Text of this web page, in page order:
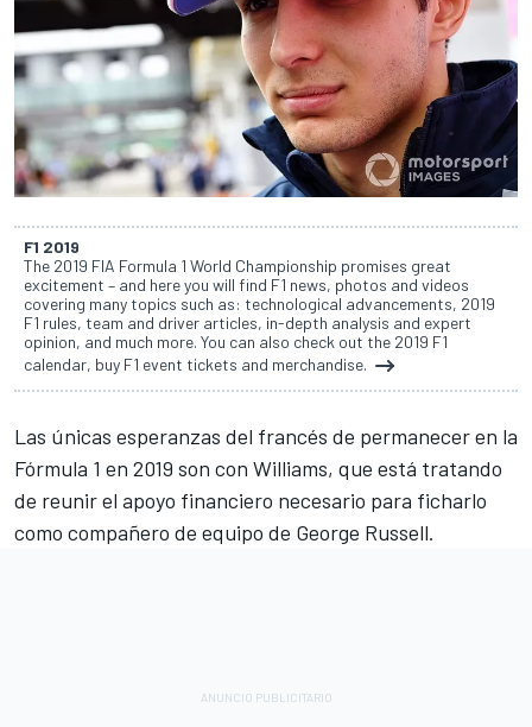
F1 2019
The 2019 FIA Formula 1 World Championship promises great
excitement – and here you will find F1 news, photos and videos
covering many topics such as: technological advancements, 2019
F1 rules, team and driver articles, in-depth analysis and expert
opinion, and much more. You can also check out the 2019 F1
calendar, buy F1 event tickets and merchandise.
Las únicas esperanzas del francés de permanecer en la
Fórmula 1 en 2019 son con Williams, que está tratando
de reunir el apoyo financiero necesario para ficharlo
como compañero de equipo de George Russell.